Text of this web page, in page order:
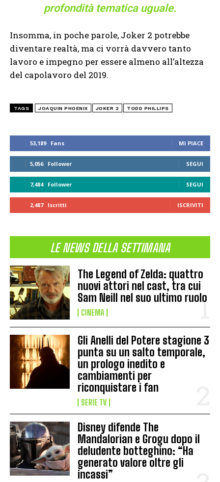
53,189 Fans MI PIACE
5,056 Follower SEGUI
7,484 Follower SEGUI
2,487 Iscritti ISCRIVITI
LE NEWS DELLA SETTIMANA
The Legend of Zelda: quattro
nuovi attori nel cast, tra cui
Sam Neill nel suo ultimo ruolo
CINEMA
Gli Anelli del Potere stagione 3
punta su un salto temporale,
un prologo inedito e
cambiamenti per
riconquistare i fan
SERIE TV
Disney difende The
Mandalorian e Grogu dopo il
deludente botteghino: “Ha
generato valore oltre gli
incassi”
profondità tematica uguale.
Insomma, in poche parole, Joker 2 potrebbe
diventare realtà, ma ci vorrà davvero tanto
lavoro e impegno per essere almeno all’altezza
del capolavoro del 2019.
TAGS JOAQUIN PHOENIX JOKER 2 TODD PHILLIPS